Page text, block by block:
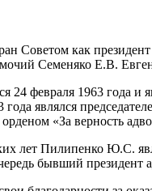
Советом как
Семеняко Е.В.
февраля 1963 года и
являлся
«За верность
лет Пилипенко Ю.С.
бывший